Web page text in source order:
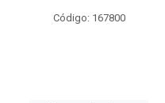
Código: 167800